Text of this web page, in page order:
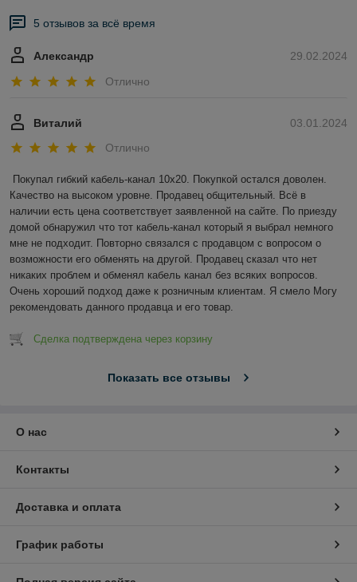
5 отзывов за всё время
29.02.2024
Александр
Отлично
03.01.2024
Виталий
Отлично
Покупал гибкий кабель-канал 10х20. Покупкой остался доволен.
Качество на высоком уровне. Продавец общительный. Всё в
наличии есть цена соответствует заявленной на сайте. По приезду
домой обнаружил что тот кабель-канал который я выбрал немного
мне не подходит. Повторно связался с продавцом с вопросом о
возможности его обменять на другой. Продавец сказал что нет
никаких проблем и обменял кабель канал без всяких вопросов.
Очень хороший подход даже к розничным клиентам. Я смело Могу
рекомендовать данного продавца и его товар.
Сделка подтверждена через корзину
Показать все отзывы
О нас
Контакты
Доставка и оплата
График работы